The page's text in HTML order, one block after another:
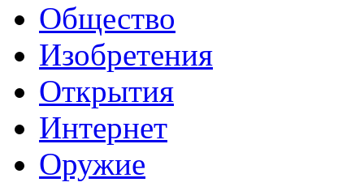
Общество
Изобретения
Открытия
Интернет
Оружие